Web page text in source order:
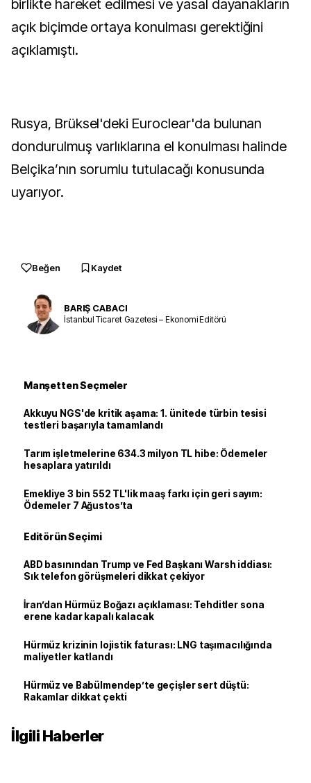
birlikte hareket edilmesi ve yasal dayanakların
açık biçimde ortaya konulması gerektiğini
açıklamıştı.
Rusya, Brüksel'deki Euroclear'da bulunan
dondurulmuş varlıklarına el konulması halinde
Belçika’nın sorumlu tutulacağı konusunda
uyarıyor.
Beğen Kaydet
BARIŞ CABACI
İstanbul Ticaret Gazetesi – Ekonomi Editörü
Manşetten Seçmeler
Akkuyu NGS'de kritik aşama: 1. ünitede türbin tesisi
testleri başarıyla tamamlandı
Tarım işletmelerine 634.3 milyon TL hibe: Ödemeler
hesaplara yatırıldı
Emekliye 3 bin 552 TL'lik maaş farkı için geri sayım:
Ödemeler 7 Ağustos’ta
Editörün Seçimi
ABD basınından Trump ve Fed Başkanı Warsh iddiası:
Sık telefon görüşmeleri dikkat çekiyor
İran’dan Hürmüz Boğazı açıklaması: Tehditler sona
erene kadar kapalı kalacak
Hürmüz krizinin lojistik faturası: LNG taşımacılığında
maliyetler katlandı
Hürmüz ve Babülmendep’te geçişler sert düştü:
Rakamlar dikkat çekti
İlgili Haberler